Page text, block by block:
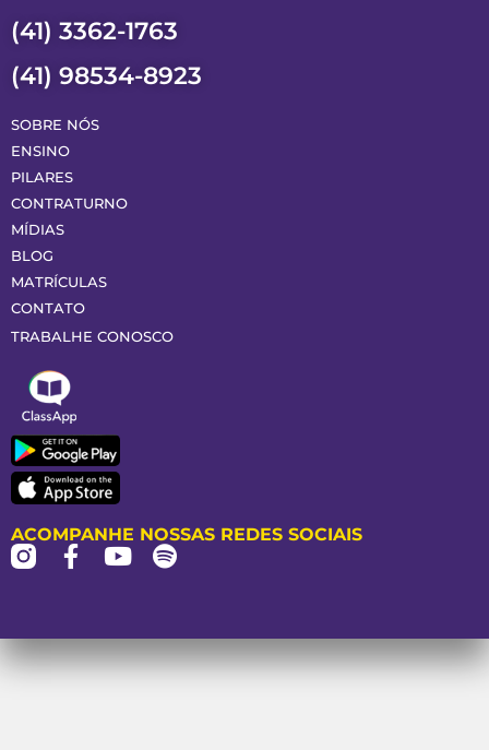
(41) 3362-1763
(41) 98534-8923
SOBRE NÓS
ENSINO
PILARES
CONTRATURNO
MÍDIAS
BLOG
MATRÍCULAS
CONTATO
TRABALHE CONOSCO
ACOMPANHE NOSSAS REDES SOCIAIS